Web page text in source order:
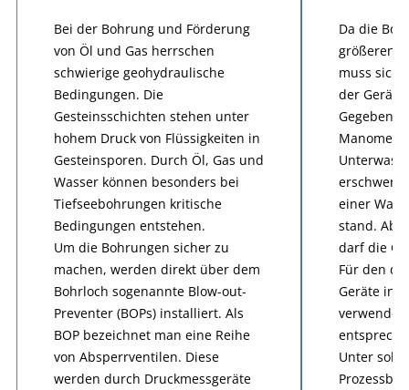
Bei der Bohrung und Förderung
von Öl und Gas herrschen
schwierige geohydraulische
Bedingungen. Die
Gesteinsschichten stehen unter
hohem Druck von Flüssigkeiten in
Gesteinsporen. Durch Öl, Gas und
Wasser können besonders bei
Tiefseebohrungen kritische
Bedingungen entstehen.
Um die Bohrungen sicher zu
machen, werden direkt über dem
Bohrloch sogenannte Blow-out-
Preventer (BOPs) installiert. Als
BOP bezeichnet man eine Reihe
von Absperrventilen. Diese
werden durch Druckmessgeräte
Da die
größeren
muss sich
der
einer
stand.
darf die
Für den
Geräte in
Unter